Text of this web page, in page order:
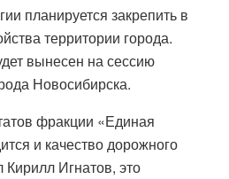
планируется закрепить в
территории города.
вынесен на сессию
Новосибирска.
фракции «Единая
и качество дорожного
Кирилл Игнатов, это